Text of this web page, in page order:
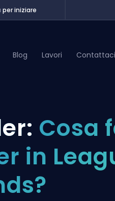
per iniziare
Blog Lavori Contattaci
Cosa
in